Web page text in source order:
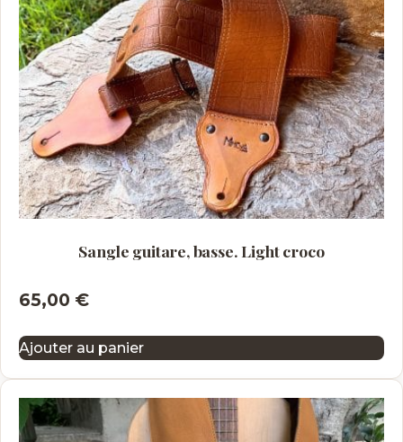
Sangle guitare, basse. Light croco
65,00 €
Ajouter au panier